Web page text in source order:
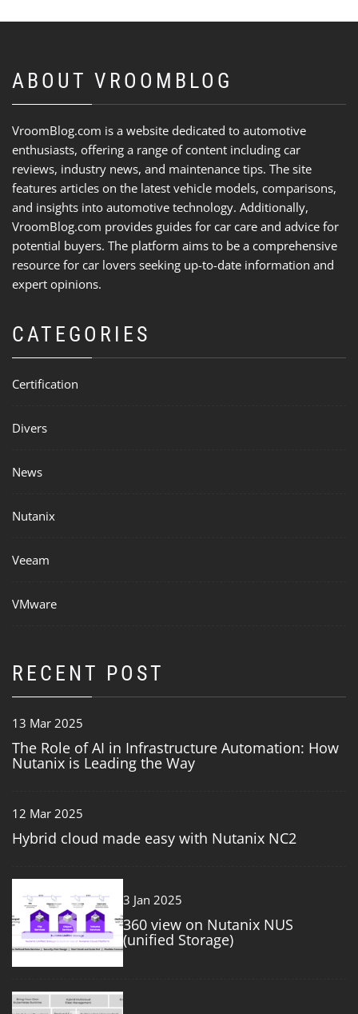
ABOUT VROOMBLOG
VroomBlog.com is a website dedicated to automotive
enthusiasts, offering a range of content including car
reviews, industry news, and maintenance tips. The site
features articles on the latest vehicle models, comparisons,
and insights into automotive technology. Additionally,
VroomBlog.com provides guides for car care and advice for
potential buyers. The platform aims to be a comprehensive
resource for car lovers seeking up-to-date information and
expert opinions.
CATEGORIES
Certification
Divers
News
Nutanix
Veeam
VMware
RECENT POST
13 Mar 2025
The Role of AI in Infrastructure Automation: How
Nutanix is Leading the Way
12 Mar 2025
Hybrid cloud made easy with Nutanix NC2
3 3 Jan 2025
360 view on Nutanix NUS
(unified Storage)